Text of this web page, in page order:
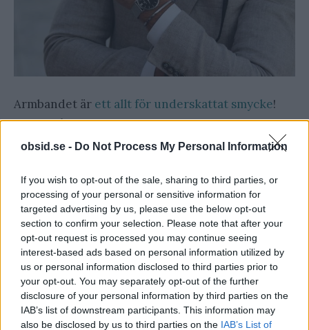
obsid.se - Do Not Process My Personal Information
If you wish to opt-out of the sale, sharing to third parties, or
processing of your personal or sensitive information for
targeted advertising by us, please use the below opt-out
section to confirm your selection. Please note that after your
opt-out request is processed you may continue seeing
interest-based ads based on personal information utilized by
us or personal information disclosed to third parties prior to
your opt-out. You may separately opt-out of the further
disclosure of your personal information by third parties on the
IAB’s list of downstream participants. This information may
also be disclosed by us to third parties on the IAB’s List of
Armbandet är ett allt för underskattat smycke!
Det är både prisvärt och en enkel detalj som inte
behöver dra så mycket uppmärksamhet om man
perfekta komplementet till klockan på mer
formella tillställningar. Det finns dessutom flera
stela modeller i rostfritt stål som fungerar lika bra
tillsammans med klocka som utan. Grafisk design
ger alltid ett intressant uttryck!
Till en skjorta i kraftigare material passar alltid
surf-looken med flätade armband och träpärlor.